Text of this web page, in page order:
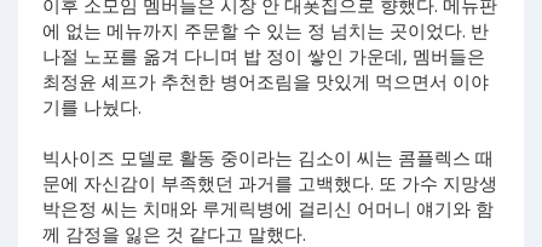
에 없는 메뉴까지 주문할 수 있는 정 넘치는 곳이었다. 반
나절 노포를 옮겨 다니며 밥 정이 쌓인 가운데, 멤버들은
최정윤 셰프가 추천한 병어조림을 맛있게 먹으면서 이야
기를 나눴다.
빅사이즈 모델로 활동 중이라는 김소이 씨는 콤플렉스 때
문에 자신감이 부족했던 과거를 고백했다. 또 가수 지망생
박은정 씨는 치매와 루게릭병에 걸리신 어머니 얘기와 함
께 감정을 잃은 것 같다고 말했다.